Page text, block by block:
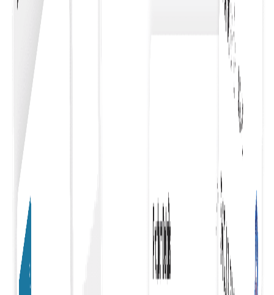
Alur Kerja Persetujuan
Mengintegrasikan alur kerja persetujuan Anda dengan
checkout akan menyederhanakan proses pembelian,
memastikan persetujuan tepat waktu, dan
efisiensi dalam operasi pengadaan.
Tautkan Anggaran atau Proyek
Menghubungkan anggaran atau proyek dengan
pesanan Anda dengan mudah merampingkan
manajemen keuangan, memastikan pelacakan yang
akurat dan alokasi sumber daya yang efisien.